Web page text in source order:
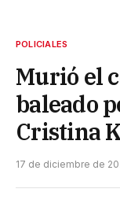
POLICIALES
Murió el
baleado
Cristina
17 de diciembre de